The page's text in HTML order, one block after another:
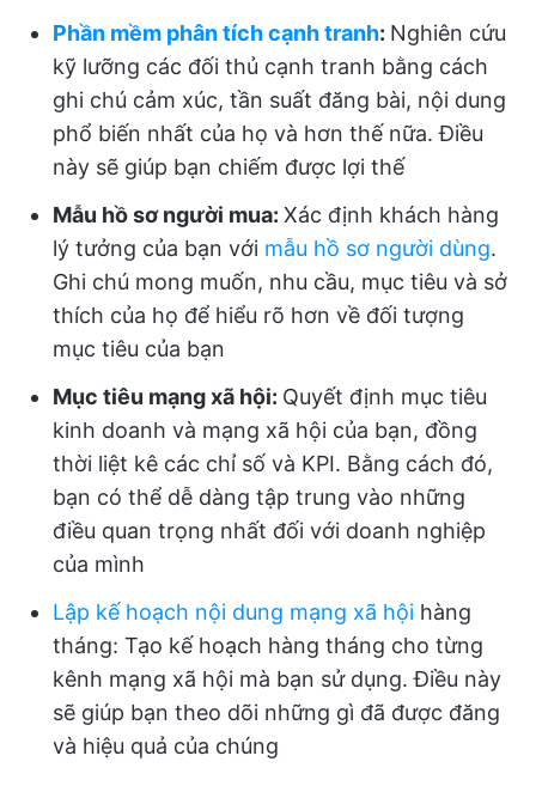
Phần mềm phân tích cạnh tranh: Nghiên cứu
kỹ lưỡng các đối thủ cạnh tranh bằng cách
ghi chú cảm xúc, tần suất đăng bài, nội dung
phổ biến nhất của họ và hơn thế nữa. Điều
này sẽ giúp bạn chiếm được lợi thế
Mẫu hồ sơ người mua: Xác định khách hàng
lý tưởng của bạn với mẫu hồ sơ người dùng.
Ghi chú mong muốn, nhu cầu, mục tiêu và sở
thích của họ để hiểu rõ hơn về đối tượng
mục tiêu của bạn
Mục tiêu mạng xã hội: Quyết định mục tiêu
kinh doanh và mạng xã hội của bạn, đồng
thời liệt kê các chỉ số và KPI. Bằng cách đó,
bạn có thể dễ dàng tập trung vào những
điều quan trọng nhất đối với doanh nghiệp
của mình
Lập kế hoạch nội dung mạng xã hội hàng
tháng: Tạo kế hoạch hàng tháng cho từng
kênh mạng xã hội mà bạn sử dụng. Điều này
sẽ giúp bạn theo dõi những gì đã được đăng
và hiệu quả của chúng